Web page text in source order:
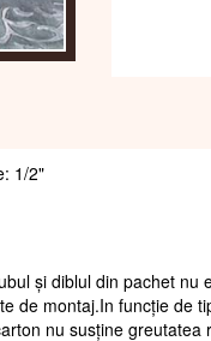
1/2"
și diblul din pachet
de montaj.In funcție de
nu susține